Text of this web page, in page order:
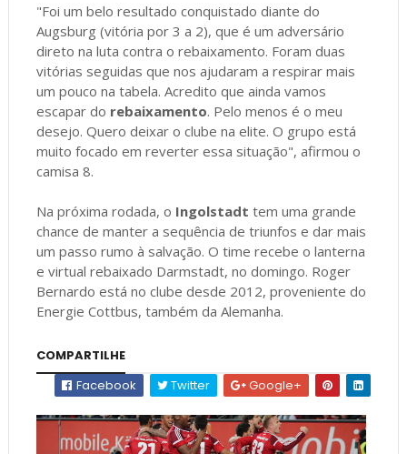
"Foi um belo resultado conquistado diante do
Augsburg (vitória por 3 a 2), que é um adversário
direto na luta contra o rebaixamento. Foram duas
vitórias seguidas que nos ajudaram a respirar mais
um pouco na tabela. Acredito que ainda vamos
escapar do rebaixamento. Pelo menos é o meu
desejo. Quero deixar o clube na elite. O grupo está
muito focado em reverter essa situação", afirmou o
camisa 8.
Na próxima rodada, o Ingolstadt tem uma grande
chance de manter a sequência de triunfos e dar mais
um passo rumo à salvação. O time recebe o lanterna
e virtual rebaixado Darmstadt, no domingo. Roger
Bernardo está no clube desde 2012, proveniente do
Energie Cottbus, também da Alemanha.
COMPARTILHE
Facebook
Twitter Google+